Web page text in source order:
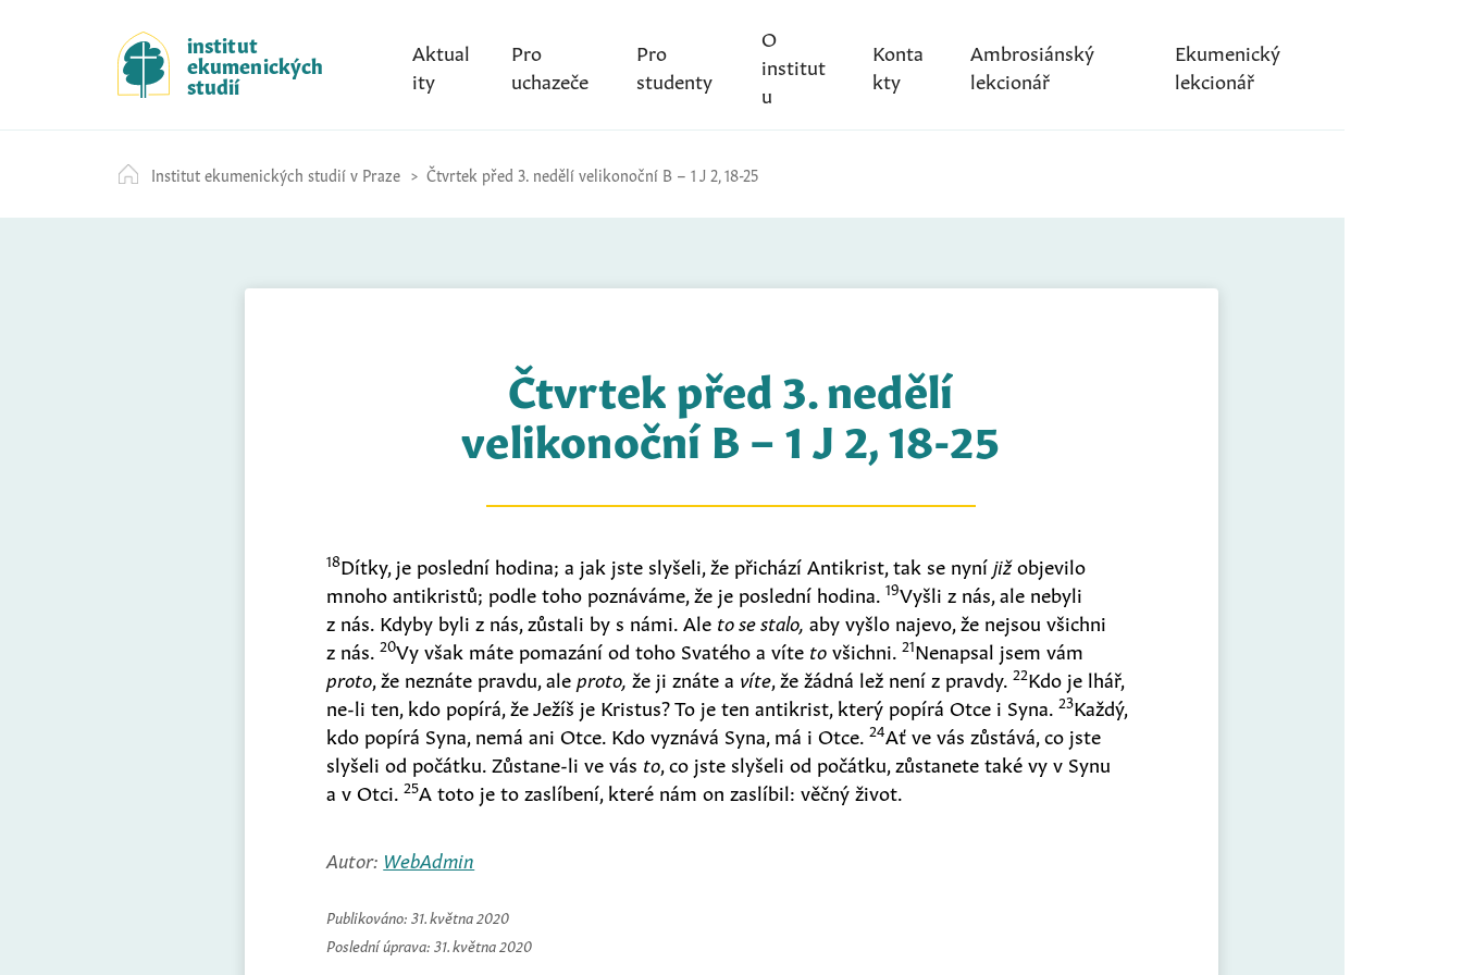
k
i
p
t
c
o
institut
ekumenických
studií
Aktual
ity
Pro
uchazeče
Pro
studenty
O
institut
u
Konta
kty
Ambrosiánský
lekcionář
Ekumenický
lekcionář
Institut ekumenických studií v Praze Čtvrtek před 3. nedělí velikonoční B – 1 J 2, 18-25
Čtvrtek před 3. nedělí
velikonoční B – 1 J 2, 18-25
18Dítky, je poslední hodina; a jak jste slyšeli, že přichází Antikrist, tak se nyní jižobjevilo
mnoho antikristů; podle toho poznáváme, že je poslední hodina.19Vyšli z nás, ale nebyli
z nás. Kdyby byli z nás, zůstali by s námi. Ale to se stalo, aby vyšlo najevo, že nejsou všichni
z nás.20Vy však máte pomazání od toho Svatého a víte tovšichni.21Nenapsal jsem vám
proto, že neznáte pravdu, ale proto, že ji znáte a víte, že žádná lež není z pravdy.22Kdo je lhář,
ne-li ten, kdo popírá, že Ježíš je Kristus? To je ten antikrist, který popírá Otce i Syna.23Každý,
kdo popírá Syna, nemá ani Otce. Kdo vyznává Syna, má i Otce.24Ať ve vás zůstává, co jste
slyšeli od počátku. Zůstane-li ve vás to, co jste slyšeli od počátku, zůstanete také vy v Synu
a v Otci.25A toto je to zaslíbení, které nám on zaslíbil: věčný život.
Autor: WebAdmin
Publikováno: 31. května 2020
Poslední úprava: 31. května 2020